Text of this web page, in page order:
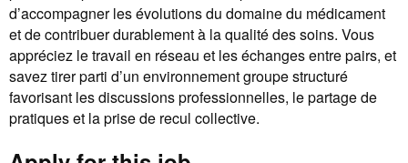
d’accompagner les évolutions du domaine du médicament
et de contribuer durablement à la qualité des soins. Vous
appréciez le travail en réseau et les échanges entre pairs, et
savez tirer parti d’un environnement groupe structuré
favorisant les discussions professionnelles, le partage de
pratiques et la prise de recul collective.